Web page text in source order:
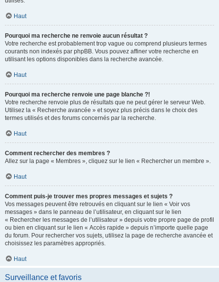
Haut
Pourquoi ma recherche ne renvoie aucun résultat ?
Votre recherche est probablement trop vague ou comprend plusieurs termes
courants non indexés par phpBB. Vous pouvez affiner votre recherche en
utilisant les options disponibles dans la recherche avancée.
Haut
Pourquoi ma recherche renvoie une page blanche ?!
Votre recherche renvoie plus de résultats que ne peut gérer le serveur Web.
Utilisez la « Recherche avancée » et soyez plus précis dans le choix des
termes utilisés et des forums concernés par la recherche.
Haut
Comment rechercher des membres ?
Allez sur la page « Membres », cliquez sur le lien « Rechercher un membre ».
Haut
Comment puis-je trouver mes propres messages et sujets ?
Vos messages peuvent être retrouvés en cliquant sur le lien « Voir vos
messages » dans le panneau de l’utilisateur, en cliquant sur le lien
« Rechercher les messages de l’utilisateur » depuis votre propre page de profil
ou bien en cliquant sur le lien « Accès rapide » depuis n’importe quelle page
du forum. Pour rechercher vos sujets, utilisez la page de recherche avancée et
choisissez les paramètres appropriés.
Haut
Surveillance et favoris